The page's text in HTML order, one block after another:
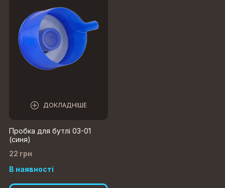
ДОКЛАДНІШЕ
Пробка для бутлі 03-01
(синя)
22 грн
В наявності